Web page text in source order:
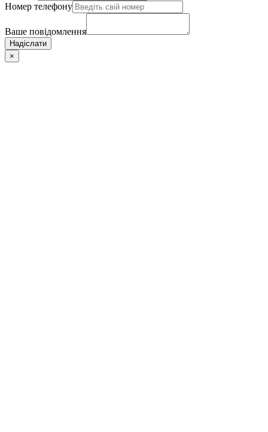
Номер телефону
Ваше повідомлення
Надіслати
×